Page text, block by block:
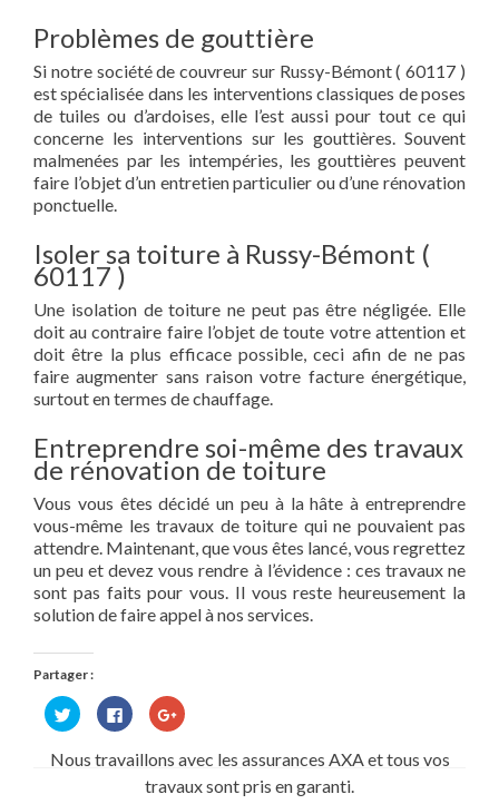
Problèmes de gouttière
Si notre société de couvreur sur Russy-Bémont ( 60117 )
est spécialisée dans les interventions classiques de poses
de tuiles ou d’ardoises, elle l’est aussi pour tout ce qui
concerne les interventions sur les gouttières. Souvent
malmenées par les intempéries, les gouttières peuvent
faire l’objet d’un entretien particulier ou d’une rénovation
ponctuelle.
Isoler sa toiture à Russy-Bémont (
60117 )
Une isolation de toiture ne peut pas être négligée. Elle
doit au contraire faire l’objet de toute votre attention et
doit être la plus efficace possible, ceci afin de ne pas
faire augmenter sans raison votre facture énergétique,
surtout en termes de chauffage.
Entreprendre soi-même des travaux
de rénovation de toiture
Vous vous êtes décidé un peu à la hâte à entreprendre
vous-même les travaux de toiture qui ne pouvaient pas
attendre. Maintenant, que vous êtes lancé, vous regrettez
un peu et devez vous rendre à l’évidence : ces travaux ne
sont pas faits pour vous. Il vous reste heureusement la
solution de faire appel à nos services.
Partager :
Cliquez
pour
partager
Twitter(ouvre
Cliquez
pour
partager
sur
Facebook(ouvre
dans
une
Cliquez
pour
Google+
dans
Nous travaillons avec les assurances AXA et tous vos
travaux sont pris en garanti.